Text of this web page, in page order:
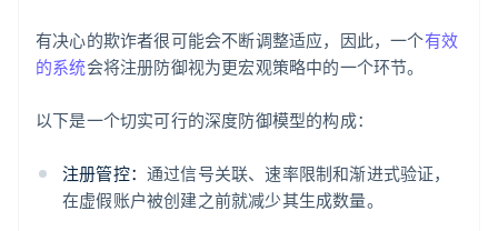
有决心的欺诈者很可能会不断调整适应，因此，一个有效
的系统会将注册防御视为更宏观策略中的一个环节。
以下是一个切实可行的深度防御模型的构成：
注册管控： 通过信号关联、速率限制和渐进式验证，
在虚假账户被创建之前就减少其生成数量。